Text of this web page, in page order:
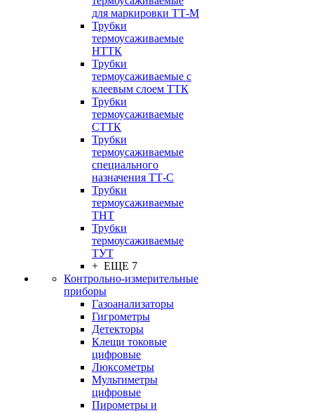
для маркировки ТТ-М
Трубки
термоусаживаемые
НTТК
Трубки
термоусаживаемые с
клеевым слоем TТК
Трубки
термоусаживаемые
СTТК
Трубки
термоусаживаемые
специального
назначения ТТ-С
Трубки
термоусаживаемые
ТНТ
Трубки
термоусаживаемые
ТУТ
+ ЕЩЕ 7
Контрольно-измерительные
приборы
Газоанализаторы
Гигрометры
Детекторы
Клещи токовые
цифровые
Люксометры
Мультиметры
цифровые
Пирометры и